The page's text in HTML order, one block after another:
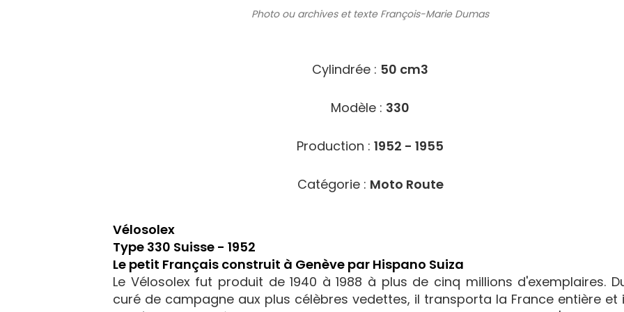
Photo ou archiveset texte François-Marie Dumas
Cylindrée : 50 cm3
Modèle : 330
Production : 1952 - 1955
Catégorie : Moto Route
Vélosolex
Type 330 Suisse - 1952
Le petit Français construit à Genève par Hispano Suiza
Le Vélosolex fut produit de 1940 à 1988 à plus de cinq millions d'exemplaires.
curé de campagne aux plus célèbres vedettes, il transporta la France entière et